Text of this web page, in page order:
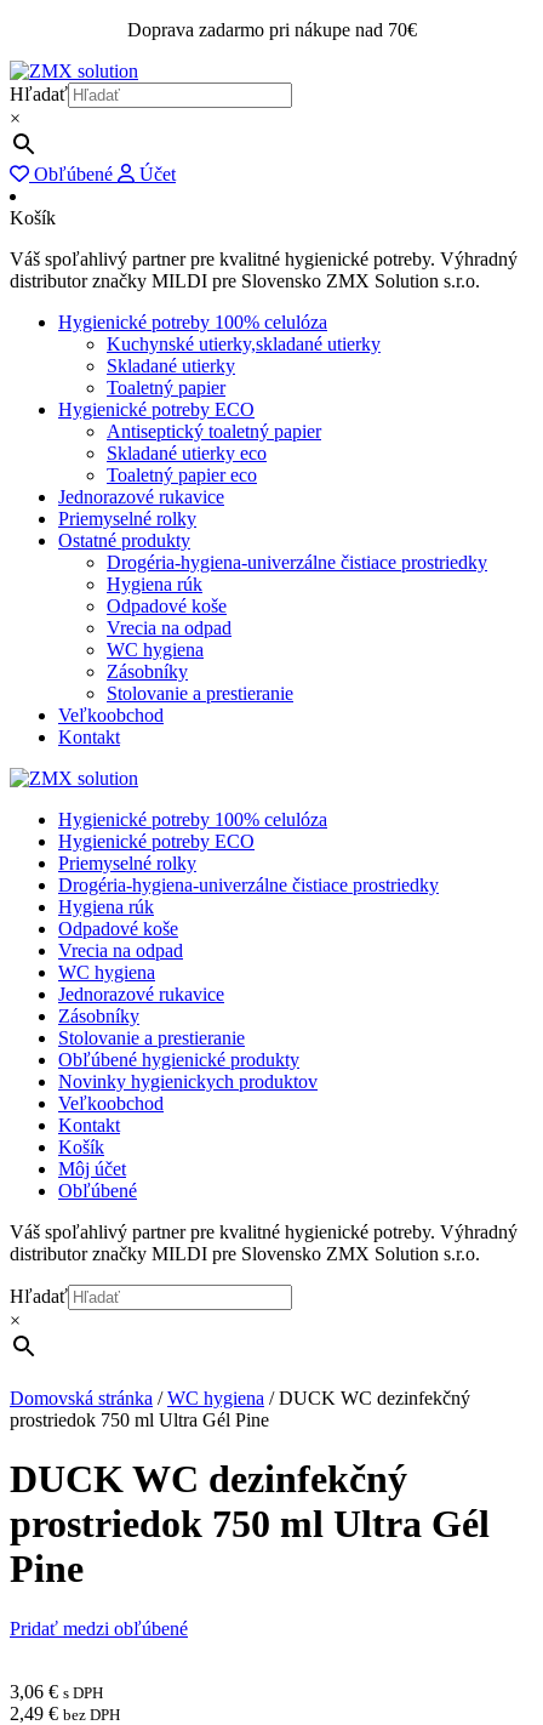
Doprava zadarmo pri nákupe nad 70€
Hľadať
×
Obľúbené Účet
Košík
Váš spoľahlivý partner pre kvalitné hygienické potreby. Výhradný
distributor značky MILDI pre Slovensko ZMX Solution s.r.o.
Hygienické potreby 100% celulóza
Kuchynské utierky,skladané utierky
Skladané utierky
Toaletný papier
Hygienické potreby ECO
Antiseptický toaletný papier
Skladané utierky eco
Toaletný papier eco
Jednorazové rukavice
Priemyselné rolky
Ostatné produkty
Drogéria-hygiena-univerzálne čistiace prostriedky
Hygiena rúk
Odpadové koše
Vrecia na odpad
WC hygiena
Zásobníky
Stolovanie a prestieranie
Veľkoobchod
Kontakt
Hygienické potreby 100% celulóza
Hygienické potreby ECO
Priemyselné rolky
Drogéria-hygiena-univerzálne čistiace prostriedky
Hygiena rúk
Odpadové koše
Vrecia na odpad
WC hygiena
Jednorazové rukavice
Zásobníky
Stolovanie a prestieranie
Obľúbené hygienické produkty
Novinky hygienickych produktov
Veľkoobchod
Kontakt
Košík
Môj účet
Obľúbené
Váš spoľahlivý partner pre kvalitné hygienické potreby. Výhradný
distributor značky MILDI pre Slovensko ZMX Solution s.r.o.
Hľadať
×
Domovská stránka /WC hygiena /DUCK WC dezinfekčný
prostriedok 750 ml Ultra Gél Pine
DUCK WC dezinfekčný
prostriedok 750 ml Ultra Gél
Pine
Pridať medzi obľúbené
3,06 € s DPH
2,49 € bez DPH